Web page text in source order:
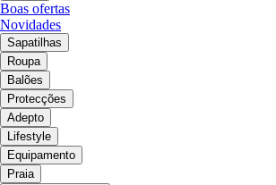
Boas ofertas
Novidades
Sapatilhas
Roupa
Balões
Protecções
Adepto
Lifestyle
Equipamento
Praia